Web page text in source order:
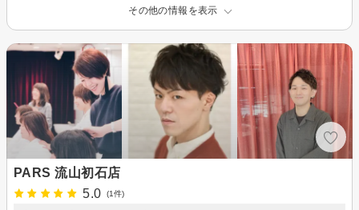
その他の情報を表示
PARS 流山初石店
5.0
(1件)